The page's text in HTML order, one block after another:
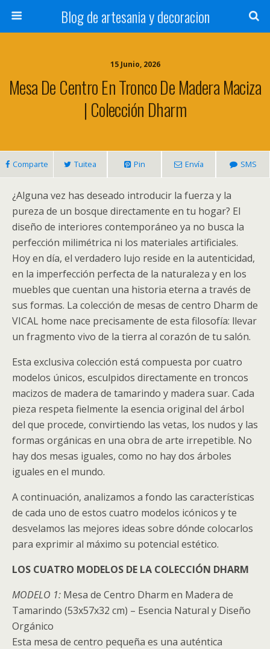
Blog de artesania y decoracion
15 Junio, 2026
Mesa De Centro En Tronco De Madera Maciza
| Colección Dharm
Comparte Tuitea Pin Envía SMS
¿Alguna vez has deseado introducir la fuerza y la
pureza de un bosque directamente en tu hogar? El
diseño de interiores contemporáneo ya no busca la
perfección milimétrica ni los materiales artificiales.
Hoy en día, el verdadero lujo reside en la autenticidad,
en la imperfección perfecta de la naturaleza y en los
muebles que cuentan una historia eterna a través de
sus formas. La colección de mesas de centro Dharm de
VICAL home nace precisamente de esta filosofía: llevar
un fragmento vivo de la tierra al corazón de tu salón.
Esta exclusiva colección está compuesta por cuatro
modelos únicos, esculpidos directamente en troncos
macizos de madera de tamarindo y madera suar. Cada
pieza respeta fielmente la esencia original del árbol
del que procede, convirtiendo las vetas, los nudos y las
formas orgánicas en una obra de arte irrepetible. No
hay dos mesas iguales, como no hay dos árboles
iguales en el mundo.
A continuación, analizamos a fondo las características
de cada uno de estos cuatro modelos icónicos y te
desvelamos las mejores ideas sobre dónde colocarlos
para exprimir al máximo su potencial estético.
LOS CUATRO MODELOS DE LA COLECCIÓN DHARM
MODELO 1: Mesa de Centro Dharm en Madera de
Tamarindo (53x57x32 cm) – Esencia Natural y Diseño
Orgánico
Esta mesa de centro pequeña es una auténtica